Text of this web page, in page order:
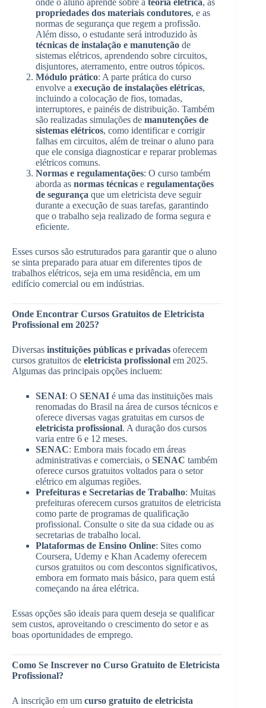
onde o aluno aprende sobre a teoria elétrica, as
propriedades dos materiais condutores, e as
normas de segurança que regem a profissão.
Além disso, o estudante será introduzido às
técnicas de instalação e manutenção de
sistemas elétricos, aprendendo sobre circuitos,
disjuntores, aterramento, entre outros tópicos.
Módulo prático: A parte prática do curso
envolve a execução de instalações elétricas,
incluindo a colocação de fios, tomadas,
interruptores, e painéis de distribuição. Também
são realizadas simulações de manutenções de
sistemas elétricos, como identificar e corrigir
falhas em circuitos, além de treinar o aluno para
que ele consiga diagnosticar e reparar problemas
elétricos comuns.
Normas e regulamentações: O curso também
aborda as normas técnicas e regulamentações
de segurança que um eletricista deve seguir
durante a execução de suas tarefas, garantindo
que o trabalho seja realizado de forma segura e
eficiente.
Esses cursos são estruturados para garantir que o aluno
se sinta preparado para atuar em diferentes tipos de
trabalhos elétricos, seja em uma residência, em um
edifício comercial ou em indústrias.
Onde Encontrar Cursos Gratuitos de Eletricista
Profissional em 2025?
Diversas instituições públicas e privadas oferecem
cursos gratuitos de eletricista profissional em 2025.
Algumas das principais opções incluem:
SENAI: O SENAI é uma das instituições mais
renomadas do Brasil na área de cursos técnicos e
oferece diversas vagas gratuitas em cursos de
eletricista profissional. A duração dos cursos
varia entre 6 e 12 meses.
SENAC: Embora mais focado em áreas
administrativas e comerciais, o SENAC também
oferece cursos gratuitos voltados para o setor
elétrico em algumas regiões.
Prefeituras e Secretarias de Trabalho: Muitas
prefeituras oferecem cursos gratuitos de eletricista
como parte de programas de qualificação
profissional. Consulte o site da sua cidade ou as
secretarias de trabalho local.
Plataformas de Ensino Online: Sites como
Coursera, Udemy e Khan Academy oferecem
cursos gratuitos ou com descontos significativos,
embora em formato mais básico, para quem está
começando na área elétrica.
Essas opções são ideais para quem deseja se qualificar
sem custos, aproveitando o crescimento do setor e as
boas oportunidades de emprego.
Como Se Inscrever no Curso Gratuito de Eletricista
Profissional?
A inscrição em um curso gratuito de eletricista